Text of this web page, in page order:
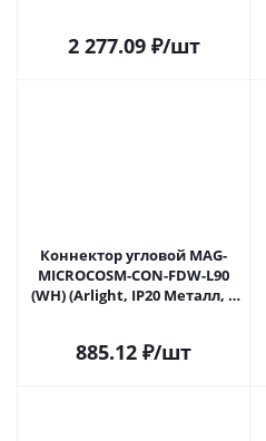
2 277.09₽/шт
Коннектор угловой MAG-
MICROCOSM-CON-FDW-L90
(WH) (Arlight, IP20 Металл, 3
885.12 ₽/шт